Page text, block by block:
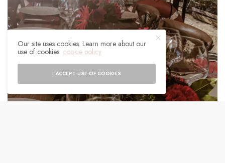
Our site uses cookies. Learn more about our
use of cookies: cookie policy
I ACCEPT USE OF COOKIES